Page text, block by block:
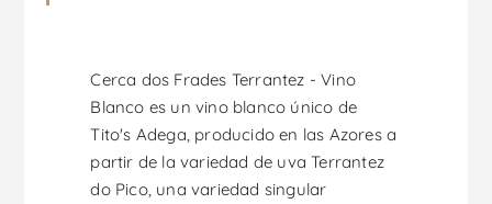
Cerca dos Frades Terrantez - Vino
Blanco es un vino blanco único de
Tito's Adega, producido en las Azores a
partir de la variedad de uva Terrantez
do Pico, una variedad singular